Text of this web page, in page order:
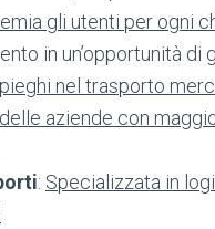
gli utenti per ogni
in un’opportunità di
nel trasporto
aziende con
: Specializzata in